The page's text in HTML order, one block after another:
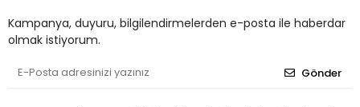
Kampanya, duyuru, bilgilendirmelerden e-posta ile haberdar
olmak istiyorum.
Gönder